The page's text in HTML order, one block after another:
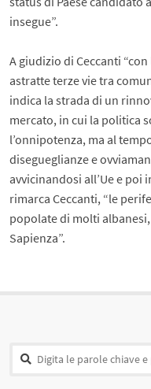
insegue”.
A giudizio di Ceccanti
astratte terze vie tra
indica la strada di un
mercato, in cui la politica
l’onnipotenza, ma al
disegueglianze e
avvicinandosi all’Ue e poi
rimarca Ceccanti, “le
popolate di molti
Sapienza”.